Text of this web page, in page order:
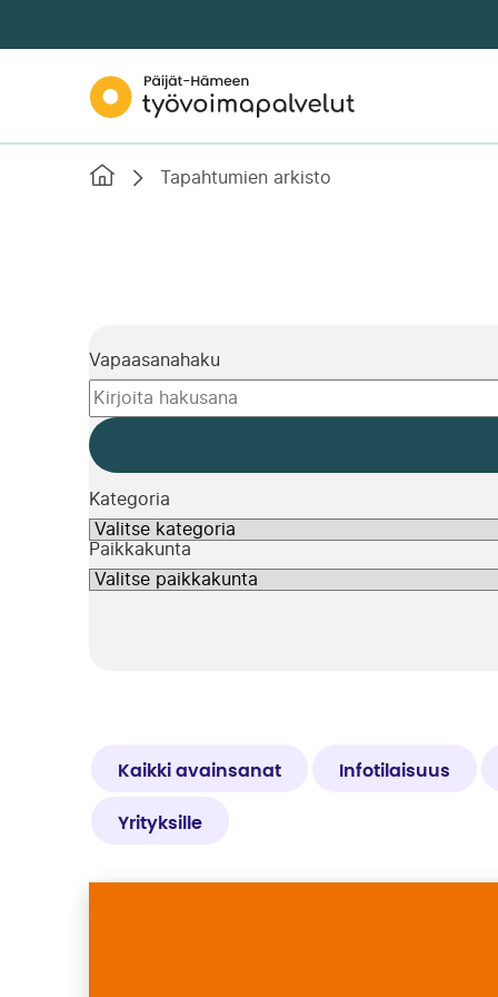
suoraan
Päijät-
Hämeen
EtusivuTapahtumien arkisto
Vapaasanahaku
Kategoria
Paikkakunta
Kaikki avainsanat Infotilaisuus
Yrityksille